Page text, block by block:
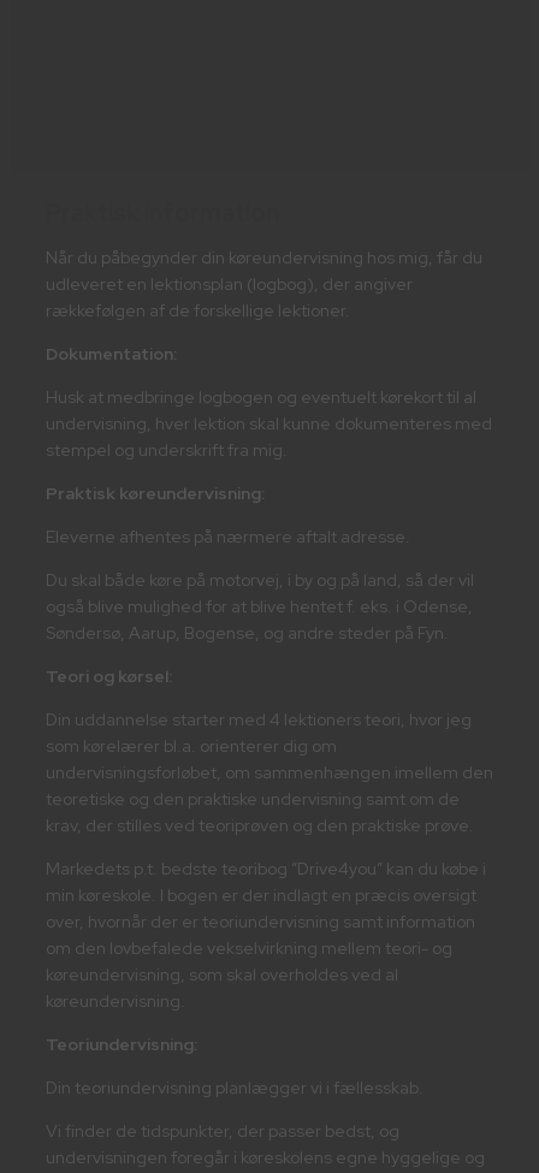
Når du påbegynder din køreundervisning hos mig, får du
udleveret en lektionsplan (logbog), der angiver
rækkefølgen af de forskellige lektioner.​​​
Dokumentation:
Husk at medbringe logbogen og eventuelt kørekort til al
undervisning, hver lektion skal kunne dokumenteres med
stempel og underskrift fra mig.​
Praktisk køreundervisning:​
Eleverne afhentes på nærmere aftalt adresse.
Du skal både køre på motorvej, i by og på land, så der vil
også blive mulighed for at blive hentet f. eks. i Odense,
Søndersø, Aarup, Bogense, og andre steder på Fyn.
Teori og kørsel:
Din uddannelse starter med 4 lektioners teori, hvor jeg
som kørelærer bl.a. orienterer dig om
undervisningsforløbet, om sammenhængen imellem den
teoretiske og den praktiske undervisning samt om de
krav, der stilles ved teoriprøven og den praktiske prøve.
Markedets p.t. bedste teoribog ”Drive4you” kan du købe i
min køreskole. I bogen er der indlagt en præcis oversigt
over, hvornår der er teoriundervisning samt information
om den lovbefalede vekselvirkning mellem teori- og
køreundervisning, som skal overholdes ved al
køreundervisning.​
Teoriundervisning:
Din teoriundervisning planlægger vi i fællesskab. ​
Vi finder de tidspunkter, der passer bedst, og
undervisningen foregår i køreskolens egne hyggelige og